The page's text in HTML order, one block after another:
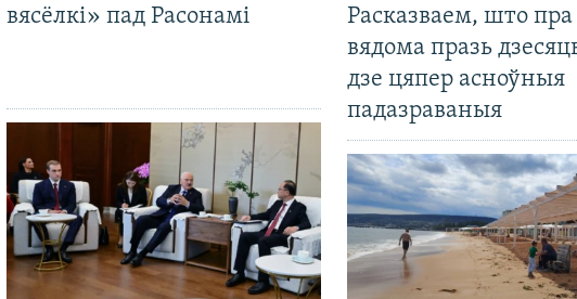
вясёлкі» пад Расонамі
Расказваем, што пра
вядома празь
дзе цяпер асноўныя
падазраваныя